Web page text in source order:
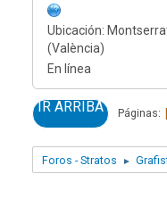
Ubicación:
(València)
En línea
IR ARRIBA Páginas
Foros - Stratos ►